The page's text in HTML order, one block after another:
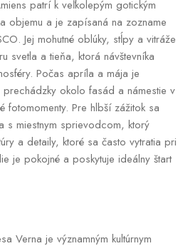
patrí k veľkolepým gotickým
objemu a je zapísaná na zozname
Jej mohutné oblúky, stĺpy a vitráže
svetla a tieňa, ktorá návštevníka
Počas apríla a mája je
okolo fasád a námestie v
fotomomenty. Pre hlbší zážitok sa
s miestnym sprievodcom, ktorý
a detaily, ktoré sa často vytratia pri
je pokojné a poskytuje ideálny štart
Verna je významným kultúrnym